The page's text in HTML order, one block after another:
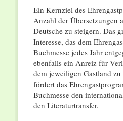
Ein Kernziel des
Anzahl der Übersetzungen
Deutsche zu steigern. Das
Interesse, das dem
Buchmesse jedes Jahr
ebenfalls ein Anreiz für
dem jeweiligen Gastland
fördert das
Buchmesse den
den Literaturtransfer.